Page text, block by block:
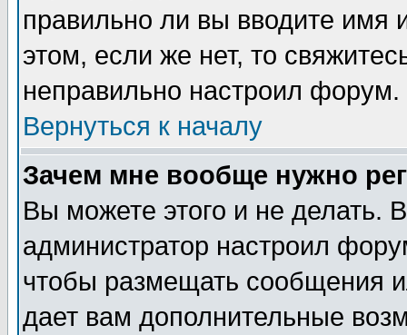
правильно ли вы вводите
этом, если же нет, то
неправильно настроил форум.
Вернуться к началу
Зачем мне вообще нужно
Вы можете этого и не делать.
администратор настроил
чтобы размещать сообщения
дает вам дополнительные